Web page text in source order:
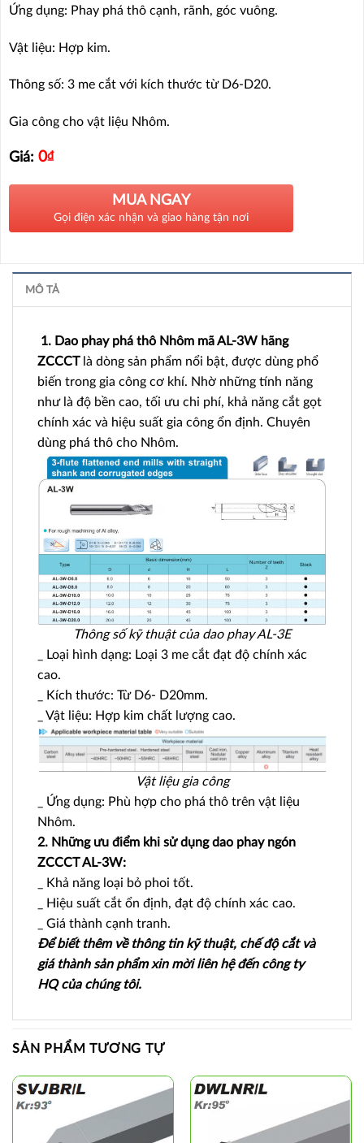
Ứng dụng: Phay phá thô cạnh, rãnh, góc vuông.
Vật liệu: Hợp kim.
Thông số: 3 me cắt với kích thước từ D6-D20.
Gia công cho vật liệu Nhôm.
Giá: 0₫
MUA NGAY
Gọi điện xác nhận và giao hàng tận nơi
MÔ TẢ
1. Dao phay phá thô Nhôm mã AL-3W hãng
ZCCCT là dòng sản phẩm nổi bật, được dùng phổ
biến trong gia công cơ khí. Nhờ những tính năng
như là độ bền cao, tối ưu chi phí, khả năng cắt gọt
chính xác và hiệu suất gia công ổn định. Chuyên
dùng phá thô cho Nhôm.
Thông số kỹ thuật của dao phay AL-3E
_ Loại hình dạng: Loại 3 me cắt đạt độ chính xác
cao.
_ Kích thước: Từ D6- D20mm.
_ Vật liệu: Hợp kim chất lượng cao.
Vật liệu gia công
_ Ứng dụng: Phù hợp cho phá thô trên vật liệu
Nhôm.
2. Những ưu điểm khi sử dụng dao phay ngón
ZCCCT AL-3W:
_ Khả năng loại bỏ phoi tốt.
_ Hiệu suất cắt ổn định, đạt độ chính xác cao.
_ Giá thành cạnh tranh.
Để biết thêm về thông tin kỹ thuật, chế độ cắt và
giá thành sản phẩm xin mời liên hệ đến công ty
HQ của chúng tôi.
SẢN PHẨM TƯƠNG TỰ